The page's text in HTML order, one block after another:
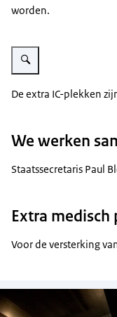
worden.
Vergroot afbeelding
De extra IC-plekken
We werken
Staatssecretaris Paul
Extra medisch
Voor de versterking